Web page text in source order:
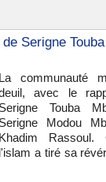
Serigne
La communauté
avec le
Serigne Touba
Serigne Modou
Khadim
l'islam a tiré sa